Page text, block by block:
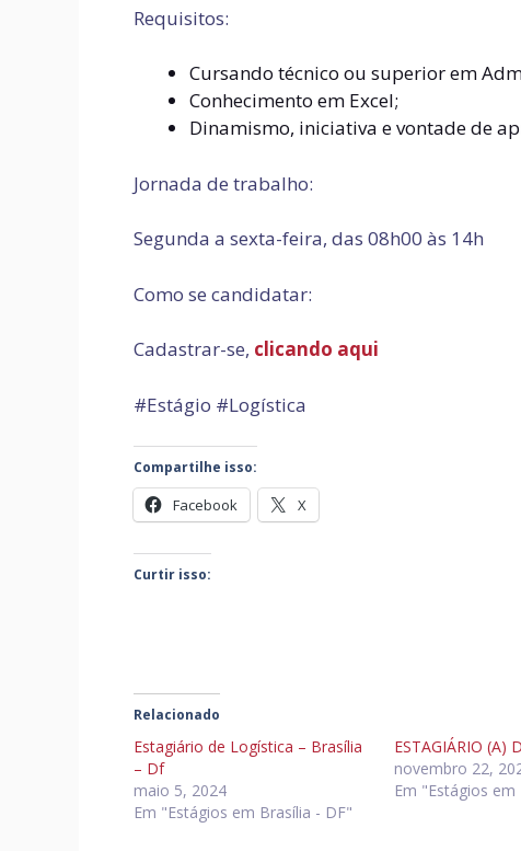
Requisitos:
Cursando técnico ou superior em
Conhecimento em Excel;
Dinamismo, iniciativa e vontade de
Jornada de trabalho:
Segunda a sexta-feira, das 08h00 às 14h
Como se candidatar:
Cadastrar-se, clicando aqui
#Estágio #Logística
Compartilhe isso:
Facebook X
Curtir isso:
Relacionado
Estagiário de Logística – Brasília
– Df
maio 5, 2024
Em "Estágios em Brasília - DF"
ESTAGIÁRIO (A)
novembro 22,
Em "Estágios